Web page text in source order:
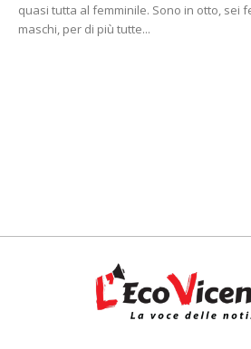
quasi tutta al femminile. Sono in otto, sei
maschi, per di più tutte...